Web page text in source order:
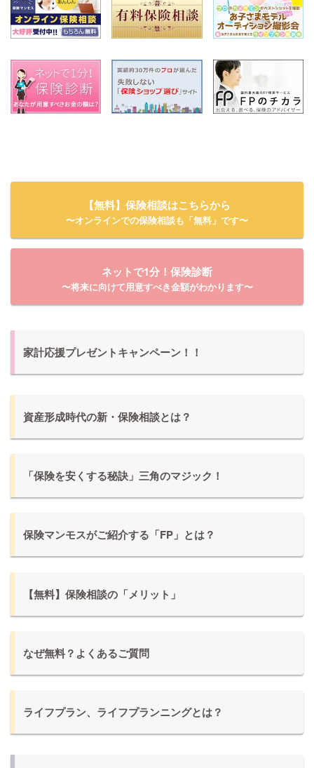
【無料】保険相談はこちらから
〜オンラインでの保険相談も「無料」です〜
ネットで1分！保険診断
〜将来に向けて用意すべき金額がわかります〜
家計応援プレゼントキャンペーン！！
資産形成時代の新・保険相談とは？
「保険を安くする秘訣」三角のマジック！
保険マンモスがご紹介する「FP」とは？
【無料】保険相談の「メリット」
なぜ無料？よくあるご質問
ライフプラン、ライフプランニングとは？